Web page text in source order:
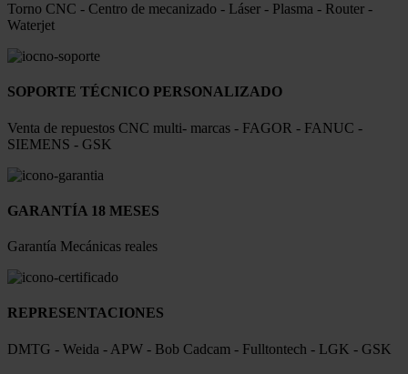
Torno CNC - Centro de mecanizado - Láser - Plasma - Router -
Waterjet
SOPORTE TÉCNICO PERSONALIZADO
Venta de repuestos CNC multi- marcas - FAGOR - FANUC -
SIEMENS - GSK
GARANTÍA 18 MESES
Garantía Mecánicas reales
REPRESENTACIONES
DMTG - Weida - APW - Bob Cadcam - Fulltontech - LGK - GSK